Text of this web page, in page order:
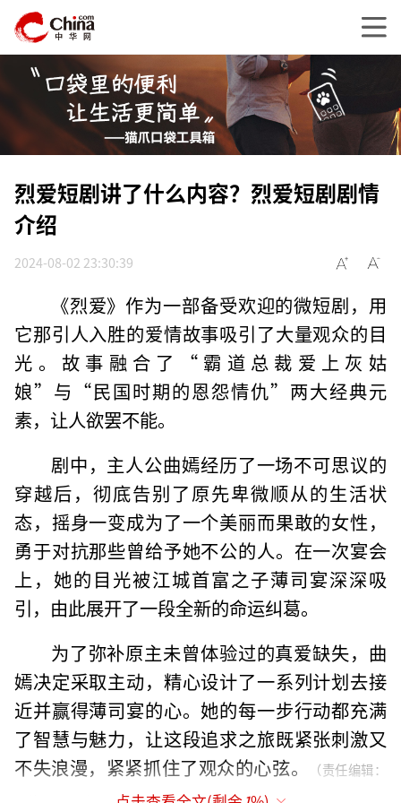
烈爱短剧讲了什么内容？烈爱短剧剧情
介绍
2024-08-02 23:30:39
《烈爱》作为一部备受欢迎的微短剧，用
它那引人入胜的爱情故事吸引了大量观众的目
光。故事融合了“霸道总裁爱上灰姑
娘”与“民国时期的恩怨情仇”两大经典元
素，让人欲罢不能。
剧中，主人公曲嫣经历了一场不可思议的
穿越后，彻底告别了原先卑微顺从的生活状
态，摇身一变成为了一个美丽而果敢的女性，
勇于对抗那些曾给予她不公的人。在一次宴会
上，她的目光被江城首富之子薄司宴深深吸
引，由此展开了一段全新的命运纠葛。
为了弥补原主未曾体验过的真爱缺失，曲
嫣决定采取主动，精心设计了一系列计划去接
近并赢得薄司宴的心。她的每一步行动都充满
了智慧与魅力，让这段追求之旅既紧张刺激又
不失浪漫，紧紧抓住了观众的心弦。
（责任编辑：